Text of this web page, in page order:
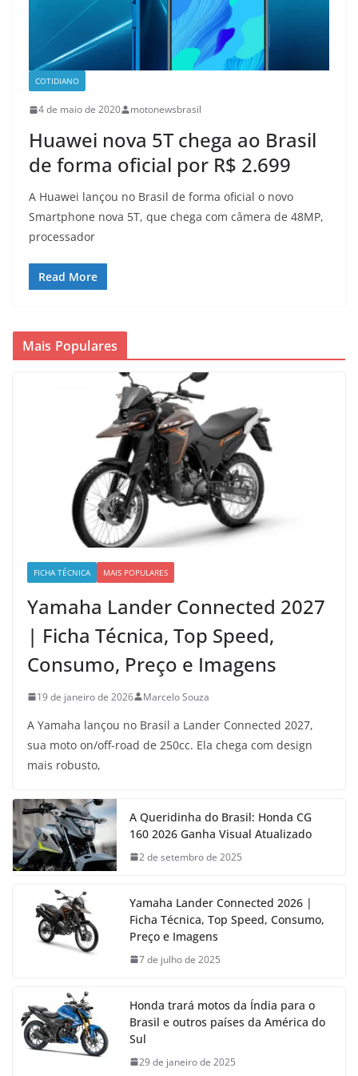
COTIDIANO
4 de maio de 2020 motonewsbrasil
Huawei nova 5T chega ao Brasil
de forma oficial por R$ 2.699
A Huawei lançou no Brasil de forma oficial o novo
Smartphone nova 5T, que chega com câmera de 48MP,
processador
Read More
Mais Populares
FICHA TÉCNICA MAIS POPULARES
Yamaha Lander Connected 2027
| Ficha Técnica, Top Speed,
Consumo, Preço e Imagens
19 de janeiro de 2026 Marcelo Souza
A Yamaha lançou no Brasil a Lander Connected 2027,
sua moto on/off-road de 250cc. Ela chega com design
mais robusto,
A Queridinha do Brasil: Honda CG
160 2026 Ganha Visual Atualizado
2 de setembro de 2025
Yamaha Lander Connected 2026 |
Ficha Técnica, Top Speed, Consumo,
Preço e Imagens
7 de julho de 2025
Honda trará motos da Índia para o
Brasil e outros países da América do
Sul
29 de janeiro de 2025